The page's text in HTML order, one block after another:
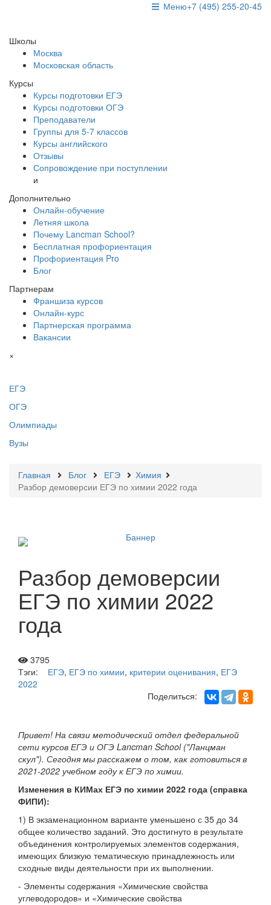
+7 (495) 255-20-45
Меню
Школы
Москва
Московская область
Курсы
Курсы подготовки ЕГЭ
Курсы подготовки ОГЭ
Преподаватели
Группы для 5-7 классов
Курсы английского
Отзывы
Сопровождение при поступлении
и
Дополнительно
Онлайн-обучение
Летняя школа
Почему Lancman School?
Бесплатная профориентация
Профориентация Pro
Блог
Партнерам
Франшиза курсов
Онлайн-курс
Партнерская программа
Вакансии
×
ЕГЭ
ОГЭ
Олимпиады
Вузы
Главная Блог ЕГЭ
Химия
Разбор демоверсии ЕГЭ по химии 2022 года
Разбор демоверсии
ЕГЭ по химии 2022
года
3795
Тэги:
ЕГЭ, ЕГЭ по химии, критерии оценивания, ЕГЭ
2022
Поделиться:
Привет! На связи методический отдел федеральной
сети курсов ЕГЭ и ОГЭ Lancman School ("Ланцман
скул"). Сегодня мы расскажем о том, как готовиться в
2021-2022 учебном году к ЕГЭ по химии.
Изменения в КИМах ЕГЭ по химии 2022 года (справка
ФИПИ):
1) В экзаменационном варианте уменьшено с 35 до 34
общее количество заданий. Это достигнуто в результате
объединения контролируемых элементов содержания,
имеющих близкую тематическую принадлежность или
сходные виды деятельности при их выполнении.
- Элементы содержания «Химические свойства
углеводородов» и «Химические свойства